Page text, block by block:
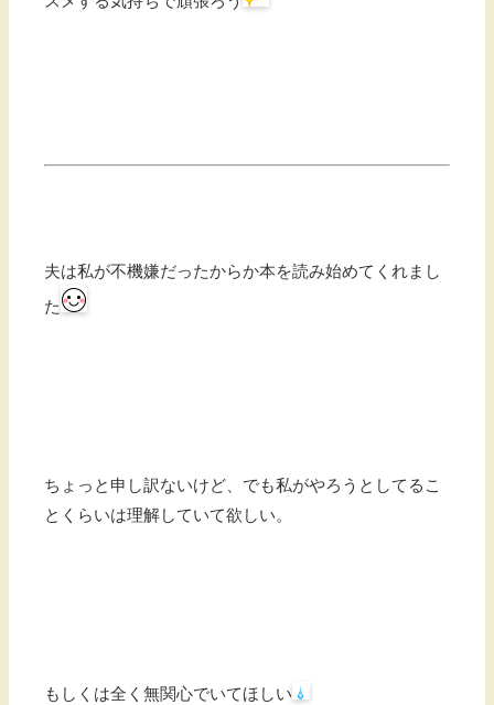
夫は私が不機嫌だったからか本を読み始めてくれまし
た
ちょっと申し訳ないけど、でも私がやろうとしてるこ
とくらいは理解していて欲しい。
もしくは全く無関心でいてほしい